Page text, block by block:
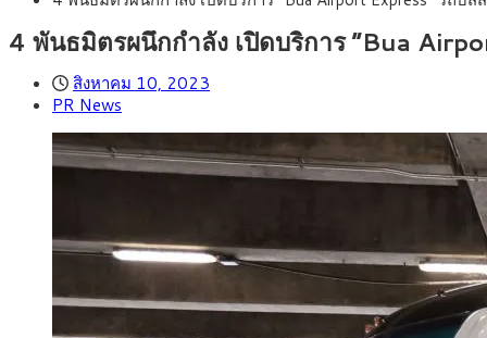
สิงหาคม 1, 2026 “เอกนิติ” เปิดเครื่องยนต์เศรษฐกิจใหม่ของไทย เ
กรกฎาคม 27, 2026 ภัยเงียบใกล้ตัวเด็ก LSD “แสตมป์เมา” ยาเสพ
4 พันธมิตรผนึกกำลัง เปิดบริการ “Bua
สิงหาคม 10, 2023
PR News